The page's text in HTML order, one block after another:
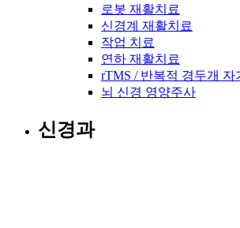
로봇 재활치료
신경계 재활치료
작업 치료
연하 재활치료
rTMS / 반복적 경두개 자
뇌 신경 영양주사
신경과